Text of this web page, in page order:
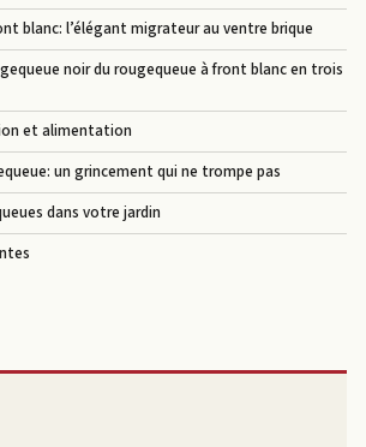
blanc: l’élégant migrateur au ventre brique
noir du rougequeue à front blanc en trois
et alimentation
un grincement qui ne trompe pas
dans votre jardin